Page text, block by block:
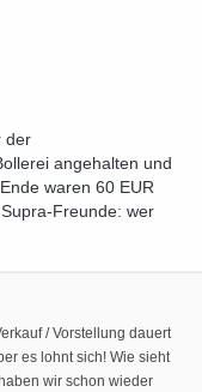
der
angehalten und
waren 60 EUR
Freunde: wer
/ Vorstellung dauert
es lohnt sich! Wie sieht
wir schon wieder